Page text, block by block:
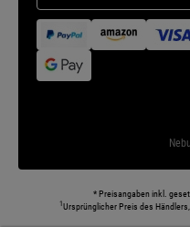
* Preisangaben inkl.
1Ursprünglicher Preis des Händlers,